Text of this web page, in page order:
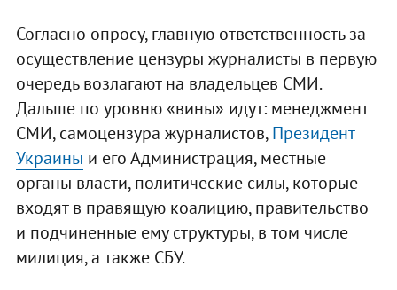
Согласно опросу, главную ответственность за
осуществление цензуры журналисты в первую
очередь возлагают на владельцев СМИ.
Дальше по уровню «вины» идут: менеджмент
СМИ, самоцензура журналистов,Президент
Украины и его Администрация, местные
органы власти, политические силы, которые
входят в правящую коалицию, правительство
и подчиненные ему структуры, в том числе
милиция, а также СБУ.